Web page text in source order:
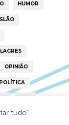
HUMOR
OPINIÃO
POLÍTICA
RTP
tudo”,